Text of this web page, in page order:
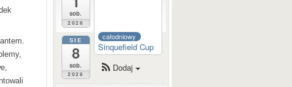
sob.
2026
SIE
8
sob.
2026
całodniowy
Sinquefield Cup
Dodaj